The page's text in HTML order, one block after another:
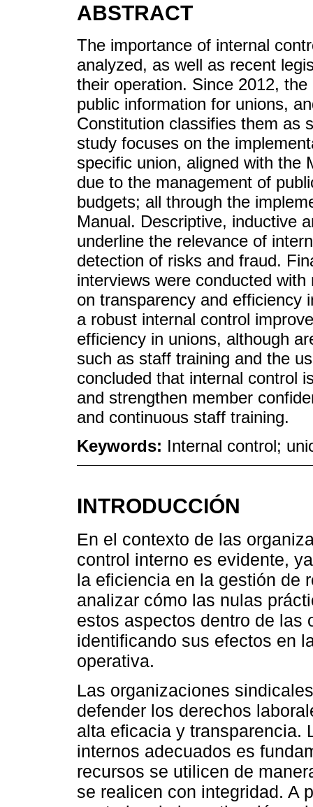
ABSTRACT
The importance of internal
analyzed, as well as recent
their operation. Since 2012,
public information for unions,
Constitution classifies them as
study focuses on the
specific union, aligned with the
due to the management of
budgets; all through the
Manual. Descriptive, inductive
underline the relevance of
detection of risks and fraud.
interviews were conducted
on transparency and efficiency
a robust internal control
efficiency in unions, although
such as staff training and the
concluded that internal control
and strengthen member
and continuous staff training.
Keywords: Internal control;
INTRODUCCIÓN
En el contexto de las
control interno es evidente,
la eficiencia en la gestión de
analizar cómo las nulas
estos aspectos dentro de las
identificando sus efectos en
operativa.
Las organizaciones
defender los derechos
alta eficacia y transparencia.
internos adecuados es
recursos se utilicen de
se realicen con integridad. A